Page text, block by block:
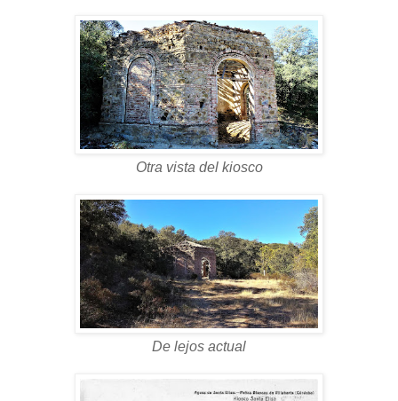
Otra vista del kiosco
De lejos actual